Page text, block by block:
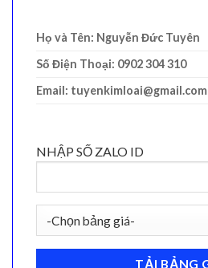
Họ và Tên: Nguyễn Đức Tuyên
Số Điện Thoại: 0902 304 310
Email: tuyenkimloai@gmail.com
NHẬP SỐ ZALO ID